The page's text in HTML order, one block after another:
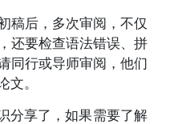
稿后，多次审阅，不仅
还要检查语法错误、拼
同行或导师审阅，他们
文。
分享了，如果需要了解